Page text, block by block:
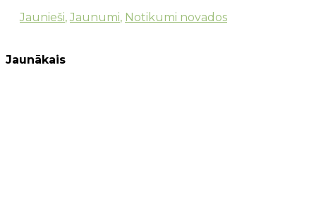
Jaunieši, Jaunumi, Notikumi novados
Jaunākais